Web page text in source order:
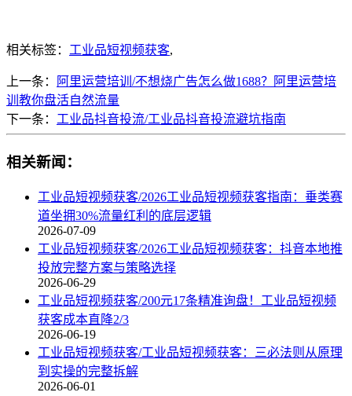
相关标签： 工业品短视频获客,
上一条：
阿里运营培训/不想烧广告怎么做1688？阿里运营培
训教你盘活自然流量
下一条： 工业品抖音投流/工业品抖音投流避坑指南
相关新闻：
工业品短视频获客/2026工业品短视频获客指南：垂类赛
道坐拥30%流量红利的底层逻辑
2026-07-09
工业品短视频获客/2026工业品短视频获客：抖音本地推
投放完整方案与策略选择
2026-06-29
工业品短视频获客/200元17条精准询盘！工业品短视频
获客成本直降2/3
2026-06-19
工业品短视频获客/工业品短视频获客：三必法则从原理
到实操的完整拆解
2026-06-01